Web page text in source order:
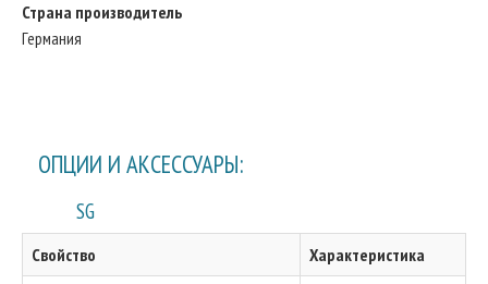
Страна производитель
Германия
ОПЦИИ И АКСЕССУАРЫ:
SG
Свойство
Характеристика